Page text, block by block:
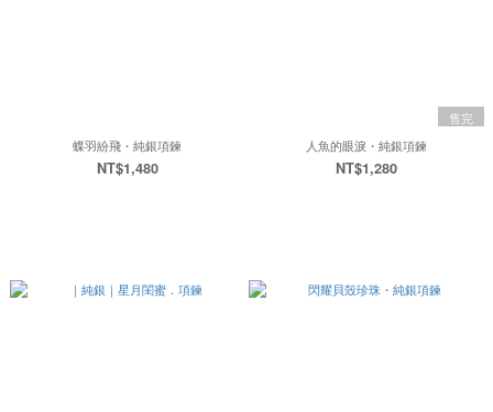
蝶羽紛飛・純銀項鍊
NT$1,480
售完
人魚的眼淚・純銀項鍊
NT$1,280